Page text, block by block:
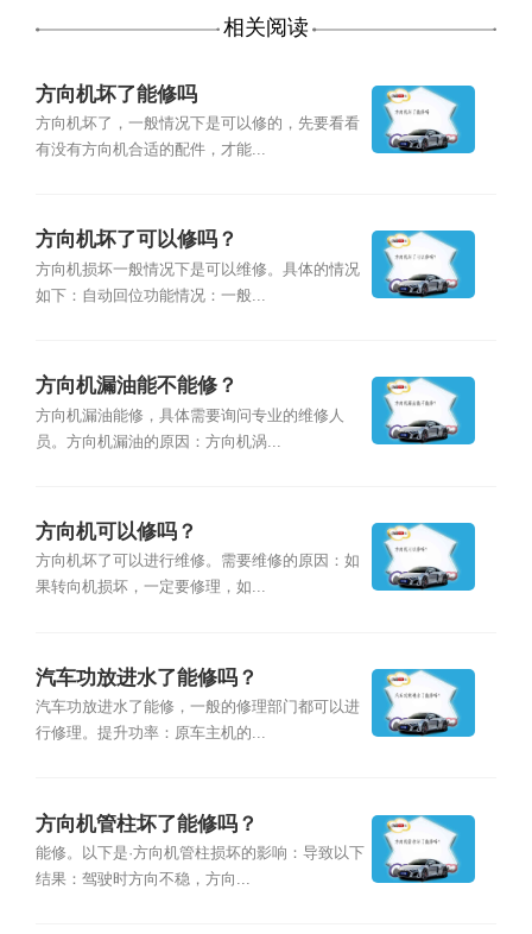
相关阅读
方向机坏了能修吗
方向机坏了，一般情况下是可以修的，先要看看
有没有方向机合适的配件，才能...
方向机坏了可以修吗？
方向机损坏一般情况下是可以维修。具体的情况
如下：自动回位功能情况：一般...
方向机漏油能不能修？
方向机漏油能修，具体需要询问专业的维修人
员。方向机漏油的原因：方向机涡...
方向机可以修吗？
方向机坏了可以进行维修。需要维修的原因：如
果转向机损坏，一定要修理，如...
汽车功放进水了能修吗？
汽车功放进水了能修，一般的修理部门都可以进
行修理。提升功率：原车主机的...
方向机管柱坏了能修吗？
能修。以下是·方向机管柱损坏的影响：导致以下
结果：驾驶时方向不稳，方向...